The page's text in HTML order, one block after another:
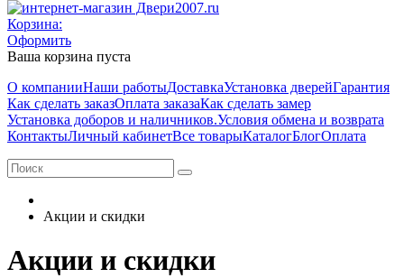
Корзина:
Оформить
Ваша корзина пуста
О компанииНаши работыДоставкаУстановка дверейГарантия
Как сделать заказОплата заказаКак сделать замер
Установка доборов и наличников.Условия обмена и возврата
КонтактыЛичный кабинетВсе товарыКаталогБлогОплата
Акции и скидки
Акции и скидки